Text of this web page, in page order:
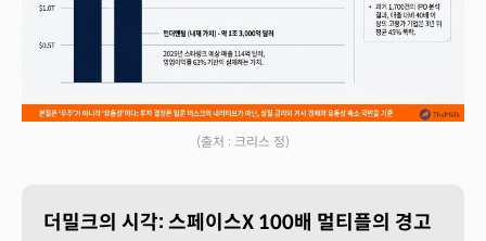
(출처 : 크리스 정)
더밀크의 시각: 스페이스X 100배 멀티플의 경고